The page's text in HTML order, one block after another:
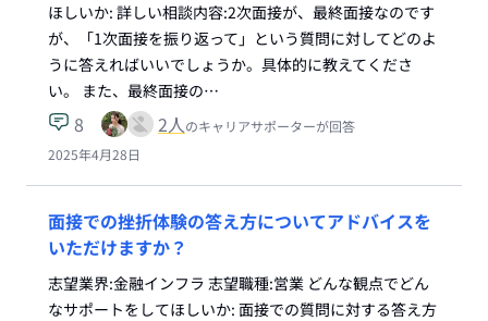
ほしいか: 詳しい相談内容:2次面接が、最終面接なのです
が、「1次面接を振り返って」という質問に対してどのよ
うに答えればいいでしょうか。具体的に教えてくださ
い。 また、最終面接の…
8 2人のキャリアサポーターが回答
2025年4月28日
面接での挫折体験の答え方についてアドバイスを
いただけますか？
志望業界:金融インフラ 志望職種:営業 どんな観点でどん
なサポートをしてほしいか: 面接での質問に対する答え方